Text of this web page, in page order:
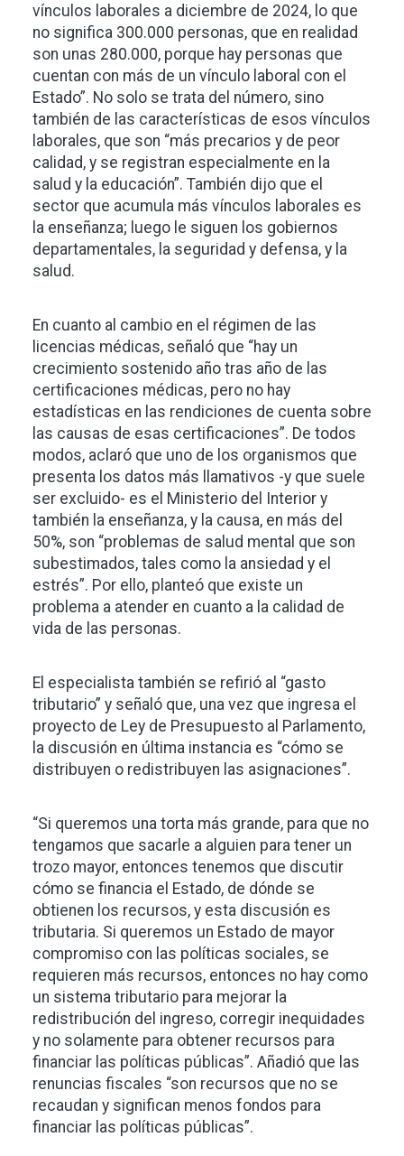
vínculos laborales a diciembre de 2024, lo que
no significa 300.000 personas, que en realidad
son unas 280.000, porque hay personas que
cuentan con más de un vínculo laboral con el
Estado”. No solo se trata del número, sino
también de las características de esos vínculos
laborales, que son “más precarios y de peor
calidad, y se registran especialmente en la
salud y la educación”. También dijo que el
sector que acumula más vínculos laborales es
la enseñanza; luego le siguen los gobiernos
departamentales, la seguridad y defensa, y la
salud.
En cuanto al cambio en el régimen de las
licencias médicas, señaló que “hay un
crecimiento sostenido año tras año de las
certificaciones médicas, pero no hay
estadísticas en las rendiciones de cuenta sobre
las causas de esas certificaciones”. De todos
modos, aclaró que uno de los organismos que
presenta los datos más llamativos -y que suele
ser excluido- es el Ministerio del Interior y
también la enseñanza, y la causa, en más del
50%, son “problemas de salud mental que son
subestimados, tales como la ansiedad y el
estrés”. Por ello, planteó que existe un
problema a atender en cuanto a la calidad de
vida de las personas.
El especialista también se refirió al “gasto
tributario” y señaló que, una vez que ingresa el
proyecto de Ley de Presupuesto al Parlamento,
la discusión en última instancia es “cómo se
distribuyen o redistribuyen las asignaciones”.
“Si queremos una torta más grande, para que no
tengamos que sacarle a alguien para tener un
trozo mayor, entonces tenemos que discutir
cómo se financia el Estado, de dónde se
obtienen los recursos, y esta discusión es
tributaria. Si queremos un Estado de mayor
compromiso con las políticas sociales, se
requieren más recursos, entonces no hay como
un sistema tributario para mejorar la
redistribución del ingreso, corregir inequidades
y no solamente para obtener recursos para
financiar las políticas públicas”. Añadió que las
renuncias fiscales “son recursos que no se
recaudan y significan menos fondos para
financiar las políticas públicas”.